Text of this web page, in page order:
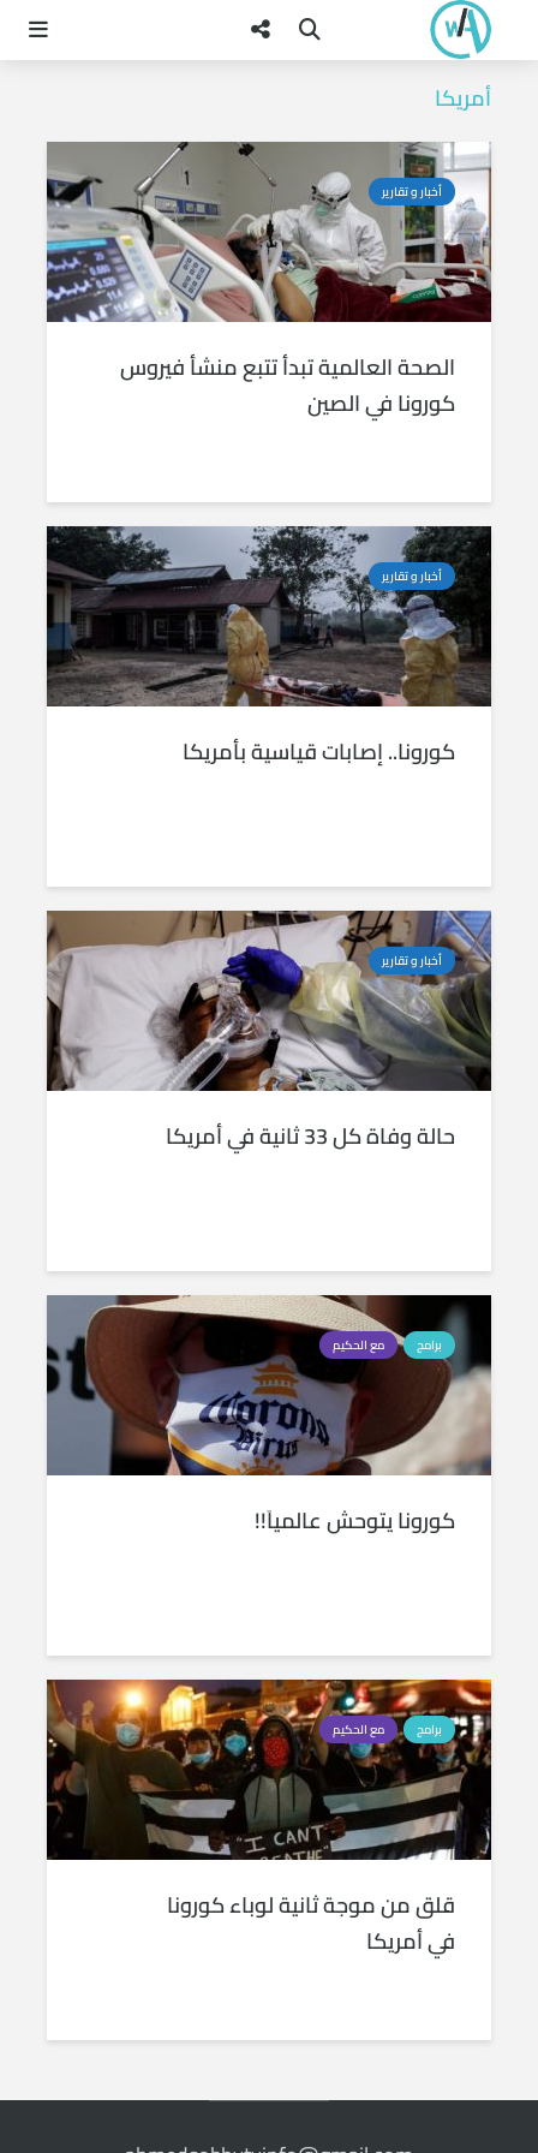
أمريكا
أخبار و تقارير
الصحة العالمية تبدأ تتبع منشأ فيروس
كورونا في الصين
أخبار و تقارير
كورونا.. إصابات قياسية بأمريكا
أخبار و تقارير
حالة وفاة كل 33 ثانية في أمريكا
برامج مع الحكيم
كورونا يتوحش عالمياَ!!
برامج مع الحكيم
قلق من موجة ثانية لوباء كورونا
في أمريكا